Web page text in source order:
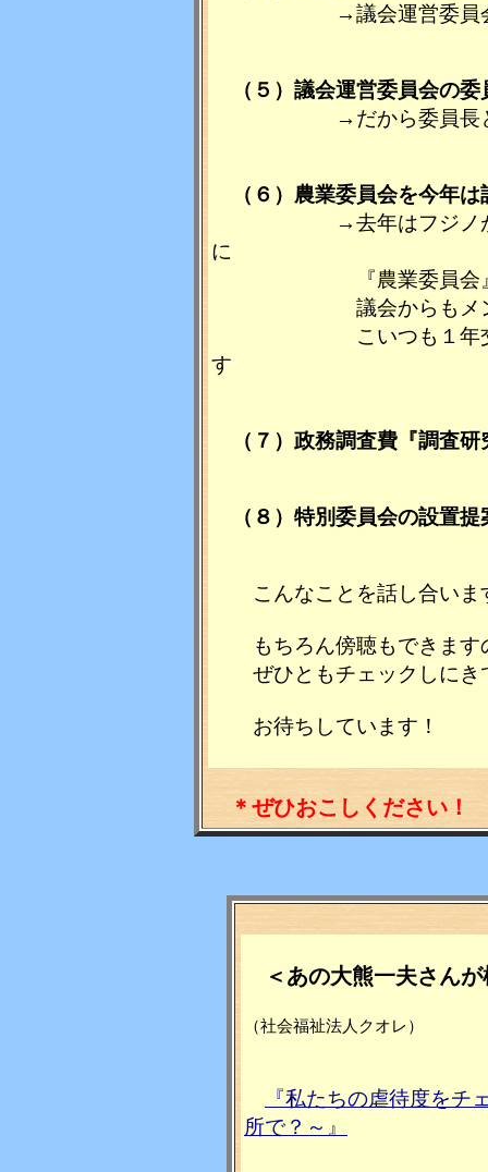
→議会運営委員会のメ
（５）議会運営委員会の
→だから委員長と副
（６）農業委員会を今年
→去年はフジノが健康
に
『農業委員会』と
議会からもメンバ
こいつも１年交代な
す
（７）政務調査費『調査
（８）特別委員会の設置
こんなことを話し合いま
もちろん傍聴もできます
ぜひともチェックしにき
お待ちしています！
＊ぜひおこしください！
＜あの大熊一夫さん
（社会福祉法人クオレ）
『私たちの虐待度をチ
所で？～』